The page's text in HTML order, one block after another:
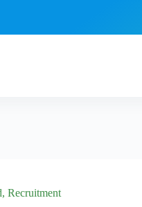
, Recruitment